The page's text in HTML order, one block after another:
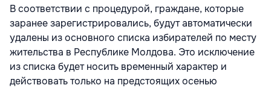
В соответствии с процедурой, граждане, которые
заранее зарегистрировались, будут автоматически
удалены из основного списка избирателей по месту
жительства в Республике Молдова. Это исключение
из списка будет носить временный характер и
действовать только на предстоящих осенью